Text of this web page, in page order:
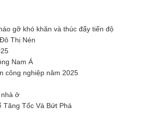
gỡ khó khăn và thúc đẩy tiến độ
Thị Nén
Nam Á
công nghiệp năm 2025
ở
Tốc Và Bứt Phá